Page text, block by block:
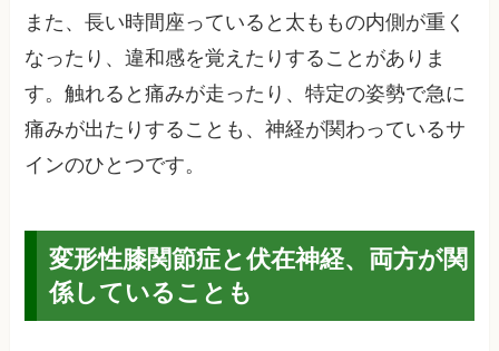
また、長い時間座っていると太ももの内側が重く
なったり、違和感を覚えたりすることがありま
す。触れると痛みが走ったり、特定の姿勢で急に
痛みが出たりすることも、神経が関わっているサ
インのひとつです。
変形性膝関節症と伏在神経、両方が関
係していることも